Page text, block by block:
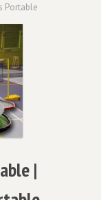
Portable
|